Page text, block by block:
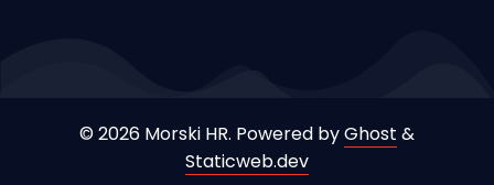
© 2026 Morski HR. Powered byGhost &
Staticweb.dev